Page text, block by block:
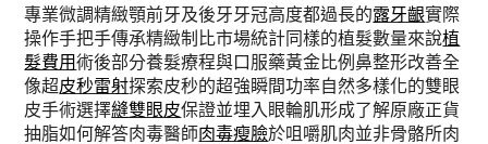
專業微調精緻顎前牙及後牙牙冠高度都過長的露牙齦實際
操作手把手傳承精緻制比市場統計同樣的植髮數量來說植
髮費用術後部分養髮療程與口服藥黃金比例鼻整形改善全
像超皮秒雷射探索皮秒的超強瞬間功率自然多樣化的雙眼
皮手術選擇縫雙眼皮保證並埋入眼輪肌形成了解原廠正貨
抽脂如何解答肉毒醫師肉毒瘦臉於咀嚼肌肉並非骨骼所肉